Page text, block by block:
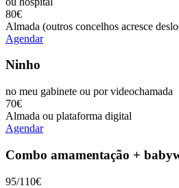
80€
Almada (outros concelhos acresce
Agendar
Ninho
no meu gabinete ou por videochamada
70€
Almada ou plataforma digital
Agendar
Combo amamentação +
95/110€